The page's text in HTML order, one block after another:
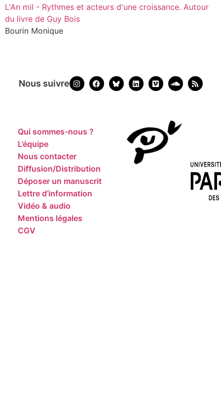
L'An mil - Rythmes et acteurs d'une croissance. Autour
du livre de Guy Bois
Bourin Monique
Nous suivre
Qui sommes-nous ?
L’équipe
Nous contacter
Diffusion/Distribution
Déposer un manuscrit
Lettre d’information
Vidéo & audio
Mentions légales
CGV